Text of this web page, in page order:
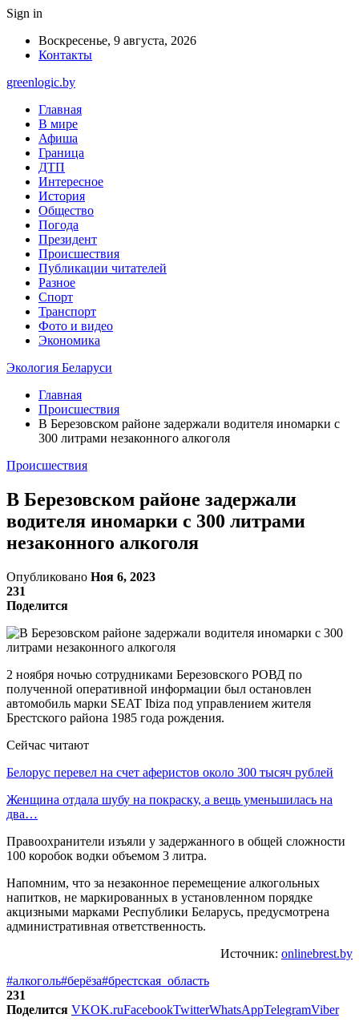
Sign in
Воскресенье, 9 августа, 2026
Контакты
greenlogic.by
Главная
В мире
Афиша
Граница
ДТП
Интересное
История
Общество
Погода
Президент
Происшествия
Публикации читателей
Разное
Спорт
Транспорт
Фото и видео
Экономика
Экология Беларуси
Главная
Происшествия
В Березовском районе задержали водителя иномарки с
300 литрами незаконного алкоголя
Происшествия
В Березовском районе задержали
водителя иномарки с 300 литрами
незаконного алкоголя
Опубликовано Ноя 6, 2023
231
Поделится
2 ноября ночью сотрудниками Березовского РОВД по
полученной оперативной информации был остановлен
автомобиль марки SEAT Ibiza под управлением жителя
Брестского района 1985 года рождения.
Сейчас читают
Белорус перевел на счет аферистов около 300 тысяч рублей
Женщина отдала шубу на покраску, а вещь уменьшилась на
два…
Правоохранители изъяли у задержанного в общей сложности
100 коробок водки объемом 3 литра.
Напомним, что за незаконное перемещение алкогольных
напитков, не маркированных в установленном порядке
акцизными марками Республики Беларусь, предусмотрена
административная ответственность.
Источник: onlinebrest.by
#алкоголь#берёза#брестская_область
231
Поделится VKOK.ruFacebookTwitterWhatsAppTelegramViber